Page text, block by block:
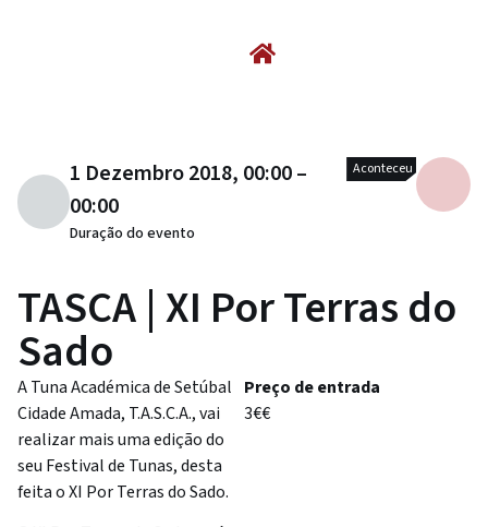
1 Dezembro 2018, 00:00 –
00:00
Duração do evento
Aconteceu
TASCA | XI Por Terras do
Sado
A Tuna Académica de Setúbal
Cidade Amada, T.A.S.C.A., vai
realizar mais uma edição do
seu Festival de Tunas, desta
feita o XI Por Terras do Sado.
Preço de entrada
3€€